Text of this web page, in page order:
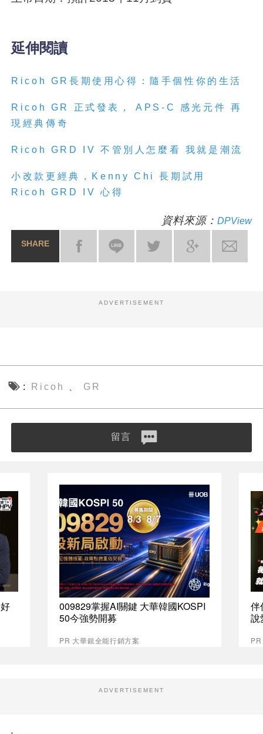
延伸閱讀
Ricoh GR長期使用心得：隨手個性你的生活
Ricoh GR 正式發表， APS-C 感光元件 再
現經典傳奇
Ricoh GRD IV 不管別人怎麼看 我就是潮流
小改款更經典，Kenny Chi 長期試用
Ricoh GRD IV 心得
資料來源： DPView
SHARE
ADVERTISEMENT
Ricoh GR
留言
009829掌握AI關鍵 大華韓國KOSPI
50今強勢開募
PR 大華銀全能行銷方案
伴
說
ADVERTISEMENT